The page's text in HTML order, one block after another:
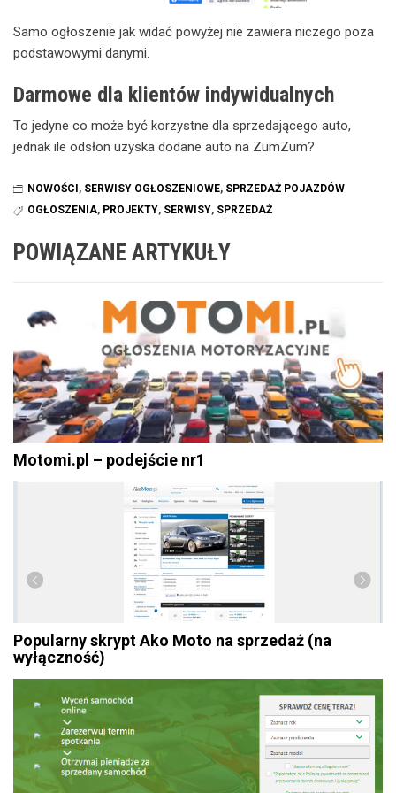
Samo ogłoszenie jak widać powyżej nie zawiera niczego poza
podstawowymi danymi.
Darmowe dla klientów indywidualnych
To jedyne co może być korzystne dla sprzedającego auto,
jednak ile odsłon uzyska dodane auto na ZumZum?
NOWOŚCI , SERWISY OGŁOSZENIOWE, SPRZEDAŻ POJAZDÓW
OGŁOSZENIA, PROJEKTY, SERWISY, SPRZEDAŻ
POWIĄZANE ARTYKUŁY
Motomi.pl – podejście nr1
Popularny skrypt Ako Moto na sprzedaż (na
wyłączność)